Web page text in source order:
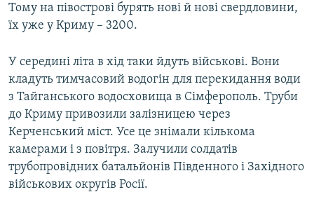
Тому на півострові бурять нові й нові свердловини,
їх уже у Криму – 3200.
У середині літа в хід таки йдуть військові. Вони
кладуть тимчасовий водогін для перекидання води
з Тайганського водосховища в Сімферополь. Труби
до Криму привозили залізницею через
Керченський міст. Усе це знімали кількома
камерами і з повітря. Залучили солдатів
трубопровідних батальйонів Південного і Західного
військових округів Росії.